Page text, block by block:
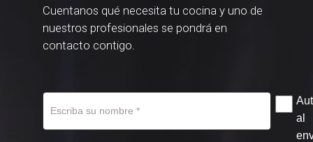
Cuentanos qué necesita tu cocina y uno de
nuestros profesionales se pondrá en
contacto contigo.
al